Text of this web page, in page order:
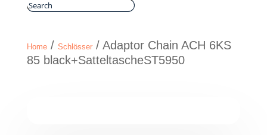
Home/ Schlösser/ Adaptor Chain ACH 6KS
85 black+SatteltascheST5950